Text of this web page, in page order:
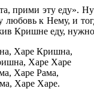
эту еду».
к Нему, и
Кришне еду, нужно
Харе Кришна,
Харе Харе
Харе Рама,
Харе Харе.